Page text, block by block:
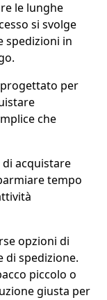
le lunghe
si svolge
spedizioni in
per
che
acquistare
tempo
opzioni di
di spedizione.
piccolo o
giusta per